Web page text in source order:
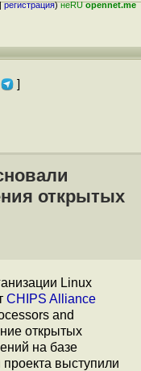
регистрация)неRUopennet.me
]
открытых
Linux
CHIPS Alliance
and
открытых
на базе
выступили